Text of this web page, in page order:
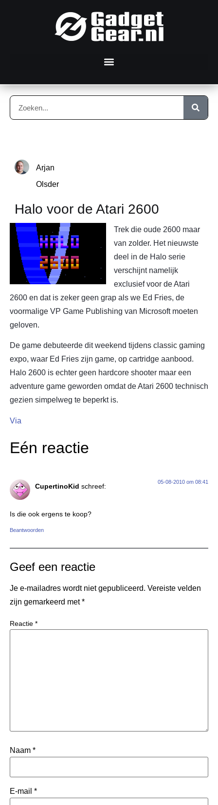
Arjan
Olsder
Halo voor de Atari 2600
Trek die oude 2600 maar
van zolder. Het nieuwste
deel in de Halo serie
verschijnt namelijk
exclusief voor de Atari
2600 en dat is zeker geen grap als we Ed Fries, de
voormalige VP Game Publishing van Microsoft moeten
geloven.
De game debuteerde dit weekend tijdens classic gaming
expo, waar Ed Fries zijn game, op cartridge aanbood.
Halo 2600 is echter geen hardcore shooter maar een
adventure game geworden omdat de Atari 2600 technisch
gezien simpelweg te beperkt is.
Via
Eén reactie
CupertinoKid schreef:
05-08-2010 om 08:41
Is die ook ergens te koop?
Beantwoorden
Geef een reactie
Je e-mailadres wordt niet gepubliceerd. Vereiste velden
zijn gemarkeerd met*
Reactie *
Naam *
E-mail *